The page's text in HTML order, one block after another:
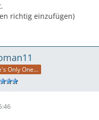
richtig einzufügen)
Only One...